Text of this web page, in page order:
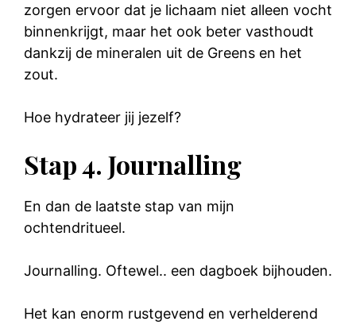
zorgen ervoor dat je lichaam niet alleen vocht
binnenkrijgt, maar het ook beter vasthoudt
dankzij de mineralen uit de Greens en het
zout.
Hoe hydrateer jij jezelf?
Stap 4. Journalling
En dan de laatste stap van mijn
ochtendritueel.
Journalling. Oftewel.. een dagboek bijhouden.
Het kan enorm rustgevend en verhelderend